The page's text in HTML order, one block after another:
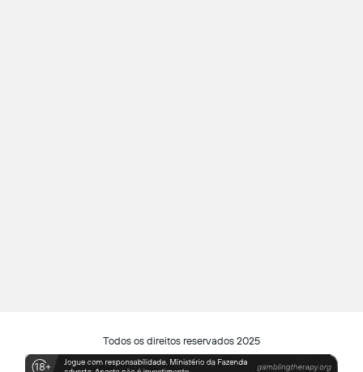
Todos os direitos reservados 2025